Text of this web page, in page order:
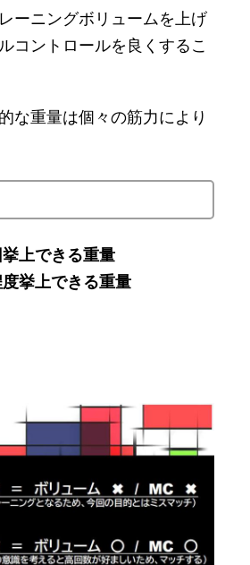
ーニングボリュームを上げ
コントロールを良くするこ
な重量は個々の筋力により
上できる重量
挙上できる重量